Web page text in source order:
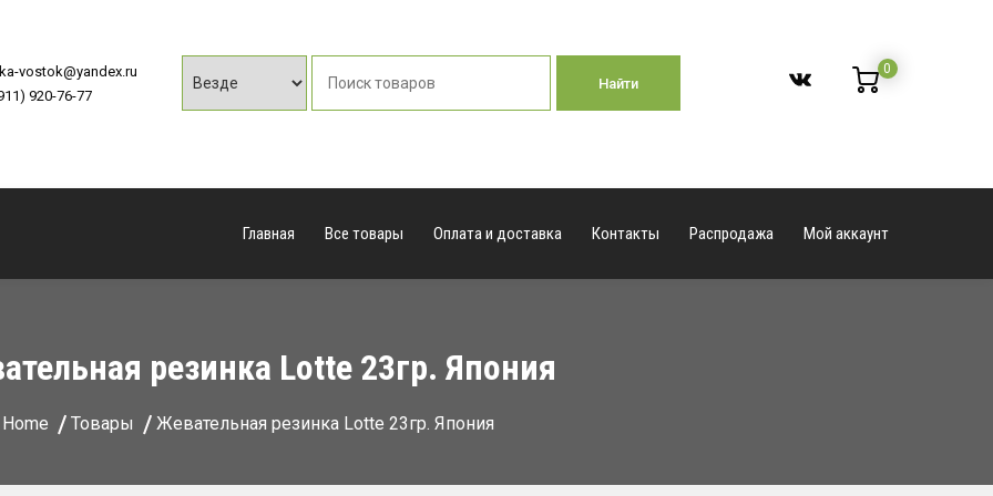
vostok@yandex.ru
920-76-77
Найти
0
Главная Все товары Оплата и доставка Контакты Распродажа Мой аккаунт
резинка Lotte 23гр. Япония
Home Товары Жевательная резинка Lotte 23гр. Япония